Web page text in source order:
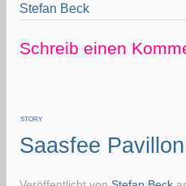
Stefan Beck
Schreib einen
STORY
Saasfee Pavillon